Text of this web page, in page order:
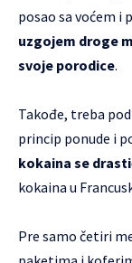
posao sa voćem i
uzgojem droge
svoje porodice.
Takođe, treba
princip ponude i
kokaina se
kokaina u
Pre samo četiri